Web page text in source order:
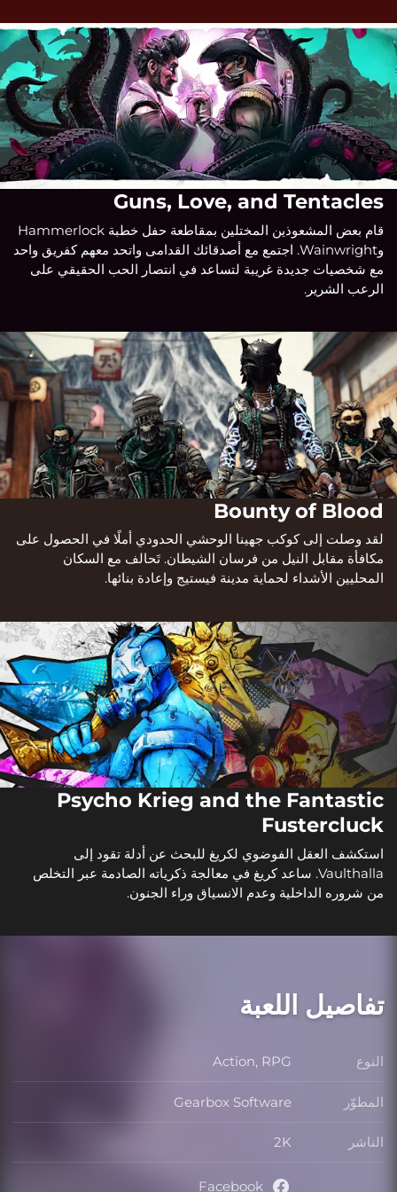
Guns, Love, and Tentacles
قام بعض المشعوذين المختلين بمقاطعة حفل خطبة Hammerlock
وWainwright. اجتمع مع أصدقائك القدامى واتحد معهم كفريق واحد
مع شخصيات جديدة غريبة لتساعد في انتصار الحب الحقيقي على
الرعب الشرير.
Bounty of Blood
لقد وصلت إلى كوكب جهينا الوحشي الحدودي أملًا في الحصول على
مكافأة مقابل النيل من فرسان الشيطان. تَحالف مع السكان
المحليين الأشداء لحماية مدينة فيستيج وإعادة بنائها.
Psycho Krieg and the Fantastic
Fustercluck
استكشف العقل الفوضوي لكريغ للبحث عن أدلة تقود إلى
Vaulthalla. ساعد كريغ في معالجة ذكرياته الصادمة عبر التخلص
من شروره الداخلية وعدم الانسياق وراء الجنون.
تفاصيل اللعبة
النوع النوع
Action, RPG
المطوّر المطوّر
Gearbox Software
الناشر الناشر
2K
Facebook